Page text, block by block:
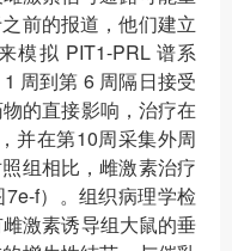
前的报道，他们建立
模拟 PIT1-PRL 谱系
周到第 6 周隔日接受
的直接影响，治疗在
并在第10周采集外周
组相比，雌激素治疗
f）。组织病理学检
激素诱导组大鼠的垂